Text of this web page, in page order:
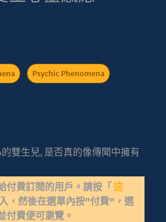
Psychic Phenomena
雙生兒, 是否真的像傳聞中擁有
付費訂閱的用戶。請按「這
，然後在選單內按"付費"，選
付費便可瀏覽。